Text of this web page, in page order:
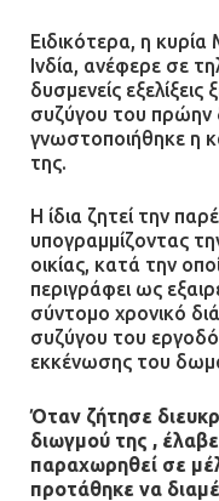
Ειδικότερα, η
Ινδία, ανέφερε σε
δυσμενείς
συζύγου του πρώην
γνωστοποιήθηκε η
της.
Η ίδια ζητεί την
υπογραμμίζοντας
οικίας, κατά την
περιγράφει ως
σύντομο χρονικό
συζύγου του
εκκένωσης του
Όταν ζήτησε
διωγμού της ,
παραχωρηθεί σε
προτάθηκε να